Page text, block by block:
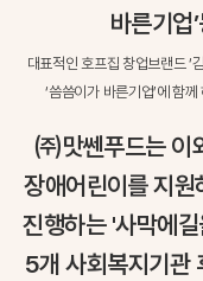
바른기업’
대표적인 호프집 창업브랜드 ‘
‘씀씀이가 바른기업’에 함께
㈜맛쎈푸드는 이
장애어린이를 지원
진행하는 '사막에
5개 사회복지기관